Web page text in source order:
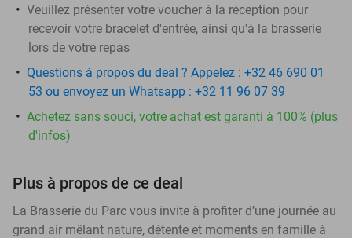
Veuillez présenter votre voucher à la réception pour
recevoir votre bracelet d'entrée, ainsi qu'à la brasserie
lors de votre repas
Questions à propos du deal ? Appelez : +32 46 690 01
53 ou envoyez un Whatsapp : +32 11 96 07 39
Achetez sans souci, votre achat est garanti à 100% (plus
d'infos)
Plus à propos de ce deal
La Brasserie du Parc vous invite à profiter d’une journée au
grand air mêlant nature, détente et moments en famille à